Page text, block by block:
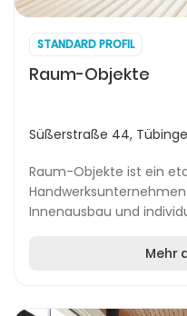
STANDARD PROFIL
Raum-Objekte
Süßerstraße 44,
Raum-Objekte ist ein
Innenausbau und
Mehr